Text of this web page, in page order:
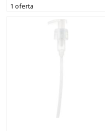
1 oferta